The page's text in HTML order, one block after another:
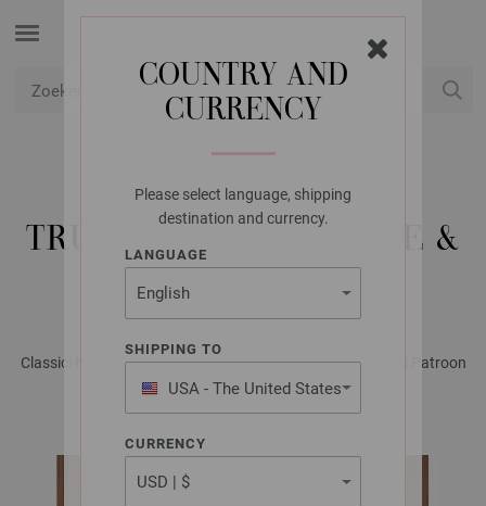
COUNTRY AND
CURRENCY
Please select language, shipping
destination and currency.
LANGUAGE
SHIPPING TO
USA - The United States
of America
CURRENCY
LANA GROSSA
TRUI COOL WOOL LACE &
SILKHAIR
Classici No. 29 - Tijdschrift (DE) + Breibeschrijvingen (NL) | Patroon
5